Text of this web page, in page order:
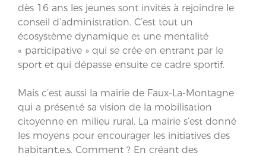
dès 16 ans les jeunes sont invités à rejoindre le
conseil d’administration. C’est tout un
écosystème dynamique et une mentalité
« participative » qui se crée en entrant par le
sport et qui dépasse ensuite ce cadre sportif.
Mais c’est aussi la mairie de Faux-La-Montagne
qui a présenté sa vision de la mobilisation
citoyenne en milieu rural. La mairie s’est donné
les moyens pour encourager les initiatives des
habitant.e.s. Comment ? En créant des